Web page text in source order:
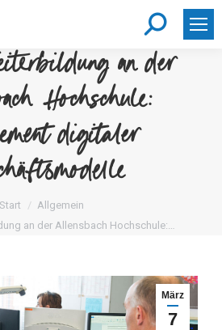
Search:
an der
Hochschule:
digitaler
Start
Allgemein
an der Allensbach Hochschule:…
März
7